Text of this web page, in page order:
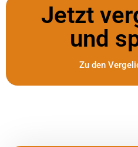
Jetzt
und
Zu den